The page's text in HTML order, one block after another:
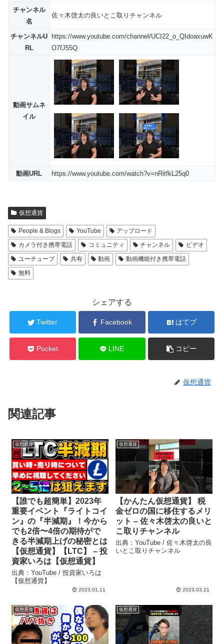
チャンネル
名
佐々木啓太の良いとこ取りチャンネル
チャンネルU
RL
https://www.youtube.com/channel/UCI22_o_QIdoaxuwK
O7fJ55Q
動画サムネ
イル
動画URL https://www.youtube.com/watch?v=nRitfkL25q0
仮想通貨
People & Blogs YouTube
アップロード
カメラ付き携帯電話
コミュニティ チャンネル
ビデオ
ユーチューブ
共有 動画
動画機能付き携帯電話
無料
シェアする
Twitter Facebook はてブ
Pocket LINE コピー
仮想通貨
関連記事
仮想通貨
【誰でも超簡単】2023年
重要イベント『ライトコイ
ン』の『半減期』！今から
でも2倍〜4倍の期待がで
きる半減期上げの秘密とは
【仮想通貨】【LTC】 – 投
資家いろは【仮想通貨】
出典：YouTube / 投資家いろは
【仮想通貨】
2023.01.11
仮想通貨
【かんたん仮想通貨】 税
金ゼロの国に移住するメリ
ット – 佐々木啓太の良いと
こ取りチャンネル
出典：YouTube / 佐々木啓太の良
いとこ取りチャンネル
2023.03.21
仮想通貨 仮想通貨